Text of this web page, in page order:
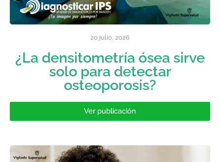
20 julio, 2026
¿La densitometría ósea sirve
solo para detectar
osteoporosis?
Ver publicación